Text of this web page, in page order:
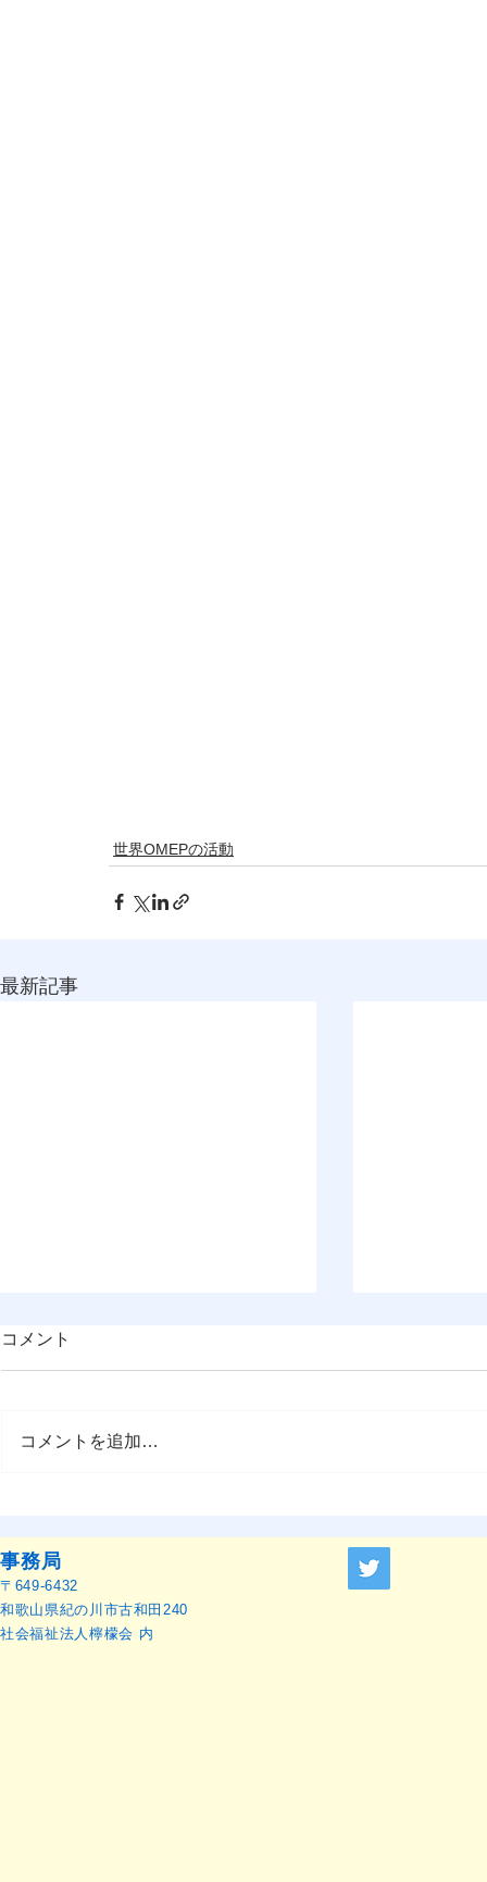
世界OMEPの活動
最新記事
催のお知らせ
本語訳）
コメント
コメントを追加…
事務局
〒649-6432
和歌山県紀の川市古和田240
社会福祉法人檸檬会 内